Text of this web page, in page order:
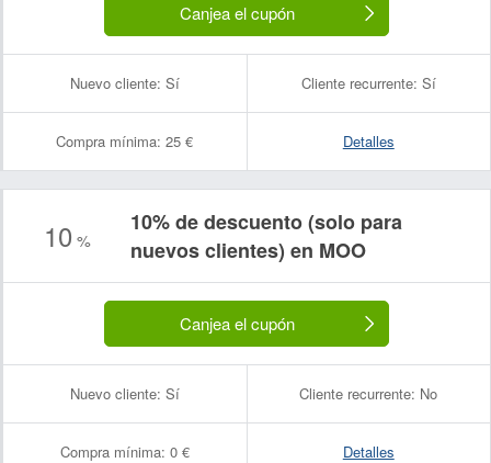
Canjea el cupón
Nuevo cliente: Sí Cliente recurrente: Sí
Compra mínima: 25 € Detalles
10 %
10% de descuento (solo para
nuevos clientes) en MOO
Canjea el cupón
Nuevo cliente: Sí Cliente recurrente: No
Compra mínima: 0 € Detalles